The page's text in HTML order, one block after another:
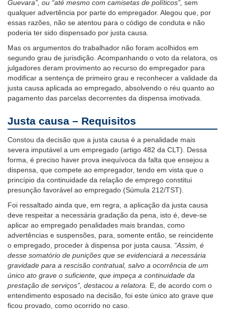
Guevara”, ou “até mesmo com camisetas de políticos”, sem
qualquer advertência por parte do empregador. Alegou que, por
essas razões, não se atentou para o código de conduta e não
poderia ter sido dispensado por justa causa.
Mas os argumentos do trabalhador não foram acolhidos em
segundo grau de jurisdição. Acompanhando o voto da relatora, os
julgadores deram provimento ao recurso do empregador para
modificar a sentença de primeiro grau e reconhecer a validade da
justa causa aplicada ao empregado, absolvendo o réu quanto ao
pagamento das parcelas decorrentes da dispensa imotivada.
Justa causa – Requisitos
Constou da decisão que a justa causa é a penalidade mais
severa imputável a um empregado (artigo 482 da CLT). Dessa
forma, é preciso haver prova inequívoca da falta que ensejou a
dispensa, que compete ao empregador, tendo em vista que o
princípio da continuidade da relação de emprego constitui
presunção favorável ao empregado (Súmula 212/TST).
Foi ressaltado ainda que, em regra, a aplicação da justa causa
deve respeitar a necessária gradação da pena, isto é, deve-se
aplicar ao empregado penalidades mais brandas, como
advertências e suspensões, para, somente então, se reincidente
o empregado, proceder à dispensa por justa causa. “Assim, é
desse somatório de punições que se evidenciará a necessária
gravidade para a rescisão contratual, salvo a ocorrência de um
único ato grave o suficiente, que impeça a continuidade da
prestação de serviços”, destacou a relatora. E, de acordo com o
entendimento esposado na decisão, foi este único ato grave que
ficou provado, como ocorrido no caso.